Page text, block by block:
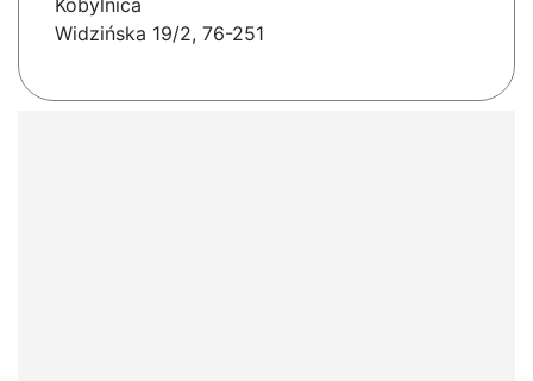
Kobylnica
Widzińska 19/2, 76-251